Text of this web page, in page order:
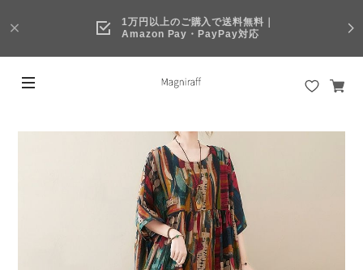
1万円以上のご購入で送料無料｜
Amazon Pay・PayPay対応